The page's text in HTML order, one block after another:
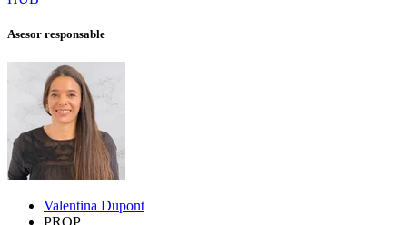
Asesor responsable
Valentina Dupont
PROP